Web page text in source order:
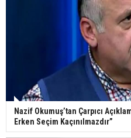
Nazif Okumuş’tan Çarpıcı
Erken Seçim Kaçınılmazdır”